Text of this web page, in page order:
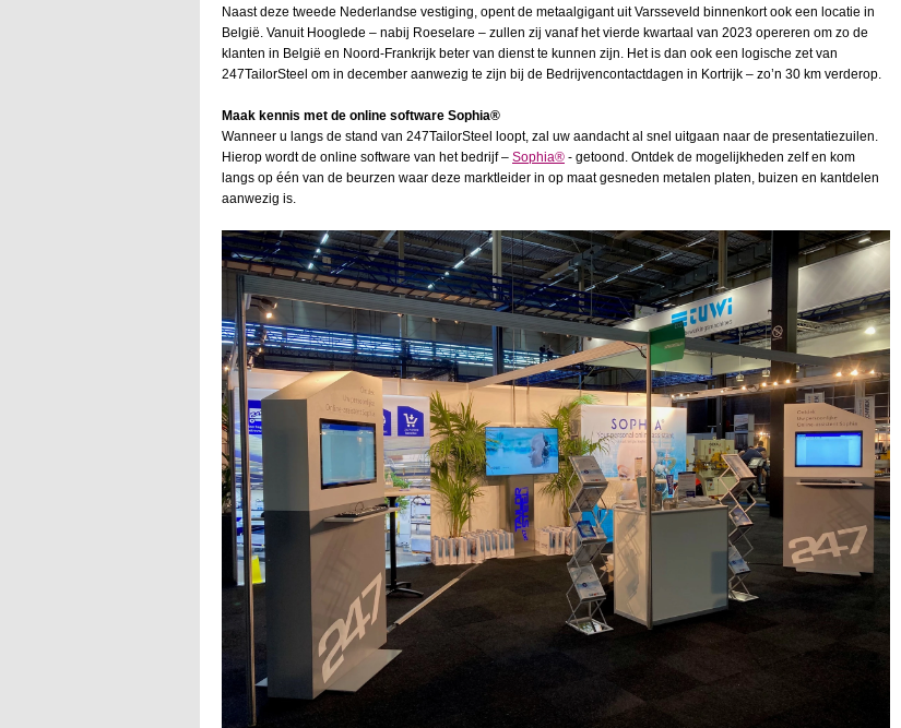
Naast deze tweede Nederlandse vestiging, opent de metaalgigant uit Varsseveld binnenkort ook een locatie in
België. Vanuit Hooglede – nabij Roeselare – zullen zij vanaf het vierde kwartaal van 2023 opereren om zo de
klanten in België en Noord-Frankrijk beter van dienst te kunnen zijn. Het is dan ook een logische zet van
247TailorSteel om in december aanwezig te zijn bij de Bedrijvencontactdagen in Kortrijk – zo’n 30 km verderop.
Maak kennis met de online software Sophia®
Wanneer u langs de stand van 247TailorSteel loopt, zal uw aandacht al snel uitgaan naar de presentatiezuilen.
Hierop wordt de online software van het bedrijf – Sophia® - getoond. Ontdek de mogelijkheden zelf en kom
langs op één van de beurzen waar deze marktleider in op maat gesneden metalen platen, buizen en kantdelen
aanwezig is.